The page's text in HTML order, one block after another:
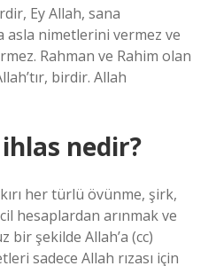
Ey Allah, sana
nimetlerini vermez ve
Rahman ve Rahim olan
birdir. Allah
nedir?
her türlü övünme, şirk,
hesaplardan arınmak ve
bir şekilde Allah’a (cc)
sadece Allah rızası için